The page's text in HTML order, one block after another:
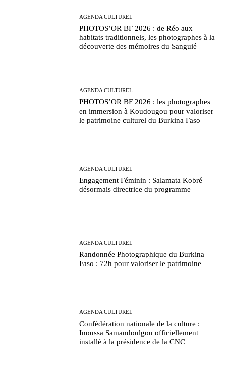
AGENDA CULTUREL
PHOTOS’OR BF 2026 : de Réo aux
habitats traditionnels, les photographes à la
découverte des mémoires du Sanguié
AGENDA CULTUREL
PHOTOS’OR BF 2026 : les photographes
en immersion à Koudougou pour valoriser
le patrimoine culturel du Burkina Faso
AGENDA CULTUREL
Engagement Féminin : Salamata Kobré
désormais directrice du programme
AGENDA CULTUREL
Randonnée Photographique du Burkina
Faso : 72h pour valoriser le patrimoine
AGENDA CULTUREL
Confédération nationale de la culture :
Inoussa Samandoulgou officiellement
installé à la présidence de la CNC